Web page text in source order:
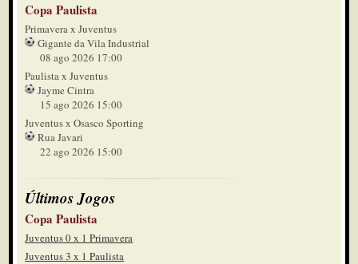
Copa Paulista
Primavera x Juventus
Gigante da Vila Industrial
08 ago 2026 17:00
Paulista x Juventus
Jayme Cintra
15 ago 2026 15:00
Juventus x Osasco Sporting
Rua Javari
22 ago 2026 15:00
Últimos Jogos
Copa Paulista
Juventus 0 x 1 Primavera
Juventus 3 x 1 Paulista